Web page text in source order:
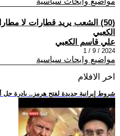
(50) الشعب يريد قطارات لا
الكعبي
علي قاسم الكعبي
2024 / 9 / 1
مواضيع وابحاث سياسية
اخر الافلام
.. شروط إيرانية جديدة لفتح هرمز.. بادرة